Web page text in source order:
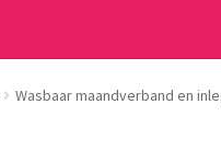
Wasbaar maandverband en